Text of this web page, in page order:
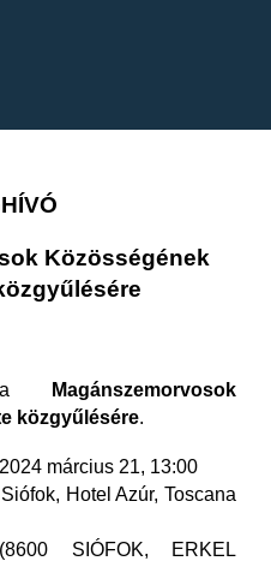
Közösségének
a
Magánszemorvosok
közgyűlésére.
2024 március 21, 13:00
Siófok, Hotel Azúr, Toscana
(8600 SIÓFOK, ERKEL